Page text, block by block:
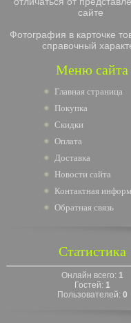
сайте
Фотография в карточке
справочный
Меню сайта
Главная страница
Покупка
Скидки
Оплата
Доставка
Новости сайта
Контактная
Обратная связь
Статистика
Онлайн всего: 1
Гостей: 1
Пользователей: 0